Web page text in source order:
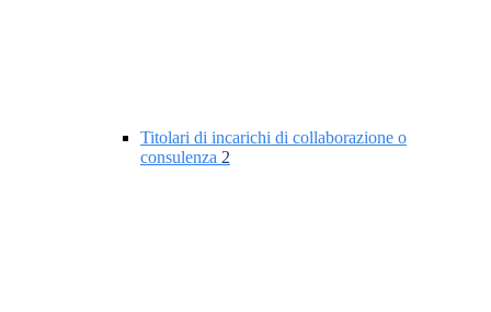
Titolari di incarichi di collaborazione o
consulenza 2